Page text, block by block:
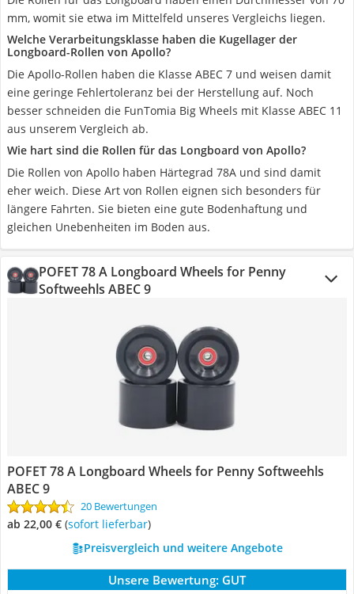
mm, womit sie etwa im Mittelfeld unseres Vergleichs liegen.
Welche Verarbeitungsklasse haben die Kugellager der
Longboard-Rollen von Apollo?
Die Apollo-Rollen haben die Klasse ABEC 7 und weisen damit
eine geringe Fehlertoleranz bei der Herstellung auf. Noch
besser schneiden die FunTomia Big Wheels mit Klasse ABEC 11
aus unserem Vergleich ab.
Wie hart sind die Rollen für das Longboard von Apollo?
Die Rollen von Apollo haben Härtegrad 78A und sind damit
eher weich. Diese Art von Rollen eignen sich besonders für
längere Fahrten. Sie bieten eine gute Bodenhaftung und
gleichen Unebenheiten im Boden aus.
POFET 78 A Longboard Wheels for Penny
Softweehls ABEC 9
POFET 78 A Longboard Wheels for Penny Softweehls
ABEC 9
20 Bewertungen
ab 22,00 € ( Sofort lieferbar)
Preisvergleich und weitere Angebote
Unsere Bewertung: GUT